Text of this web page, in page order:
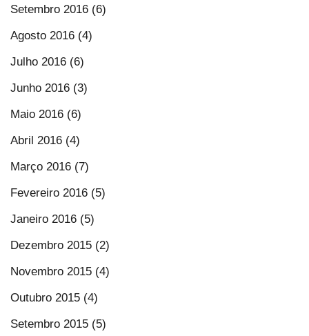
Setembro 2016 (6)
Agosto 2016 (4)
Julho 2016 (6)
Junho 2016 (3)
Maio 2016 (6)
Abril 2016 (4)
Março 2016 (7)
Fevereiro 2016 (5)
Janeiro 2016 (5)
Dezembro 2015 (2)
Novembro 2015 (4)
Outubro 2015 (4)
Setembro 2015 (5)